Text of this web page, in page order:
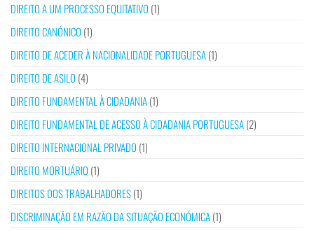
DIREITO A UM PROCESSO EQUITATIVO (1)
DIREITO CANÓNICO (1)
DIREITO DE ACEDER À NACIONALIDADE PORTUGUESA(1)
DIREITO DE ASILO (4)
DIREITO FUNDAMENTAL À CIDADANIA(1)
DIREITO FUNDAMENTAL DE ACESSO À CIDADANIA PORTUGUESA(2)
DIREITO INTERNACIONAL PRIVADO (1)
DIREITO MORTUÁRIO (1)
DIREITOS DOS TRABALHADORES(1)
DISCRIMINAÇÃO EM RAZÃO DA SITUAÇÃO ECONÓMICA(1)